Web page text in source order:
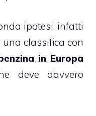
ipotesi, infatti
classifica con
in Europa
deve davvero